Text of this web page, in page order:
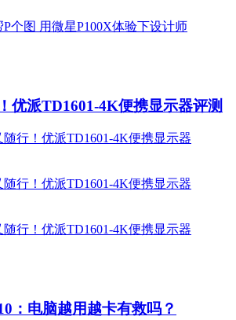
优派TD1601-4K便携显示器评测
：电脑越用越卡有救吗？